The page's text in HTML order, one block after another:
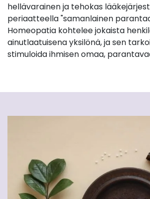
hellävarainen ja tehokas
periaatteella "samanlainen
Homeopatia kohtelee jokaista
ainutlaatuisena yksilönä, ja sen
stimuloida ihmisen omaa,